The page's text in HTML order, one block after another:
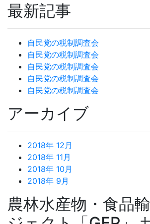
最新記事
自民党の税制調査会
自民党の税制調査会
自民党の税制調査会
自民党の税制調査会
自民党の税制調査会
アーカイブ
2018年 12月
2018年 11月
2018年 10月
2018年 9月
農林水産物・食品